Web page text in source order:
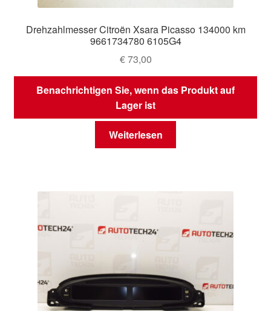
Drehzahlmesser Citroën Xsara Picasso 134000 km
9661734780 6105G4
€73,00
Benachrichtigen Sie, wenn das Produkt auf
Lager ist
Weiterlesen